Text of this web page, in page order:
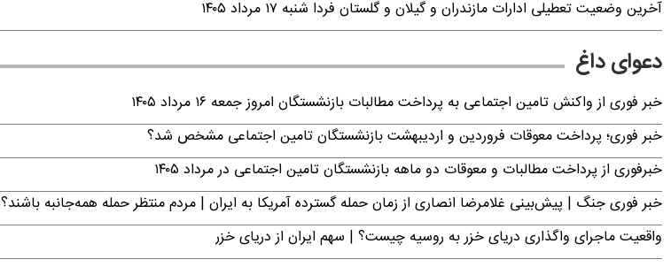
آخرین وضعیت تعطیلی ادارات مازندران و گیلان و گلستان فردا شنبه ۱۷ مرداد ۱۴۰۵
دعوای داغ
خبر فوری از واکنش تامین اجتماعی به پرداخت مطالبات بازنشستگان امروز جمعه ۱۶ مرداد ۱۴۰۵
خبر فوری؛ پرداخت معوقات فروردین و اردیبهشت بازنشستگان تامین اجتماعی مشخص شد؟
خبرفوری از پرداخت مطالبات و معوقات دو ماهه بازنشستگان تامین اجتماعی در مرداد ۱۴۰۵
خبر فوری جنگ | پیش‌بینی غلامرضا انصاری از زمان حمله گسترده آمریکا به ایران | مردم منتظر حمله همه‌جانبه باشند؟
واقعیت ماجرای واگذاری دریای خزر به روسیه چیست؟ | سهم ایران از دریای خزر